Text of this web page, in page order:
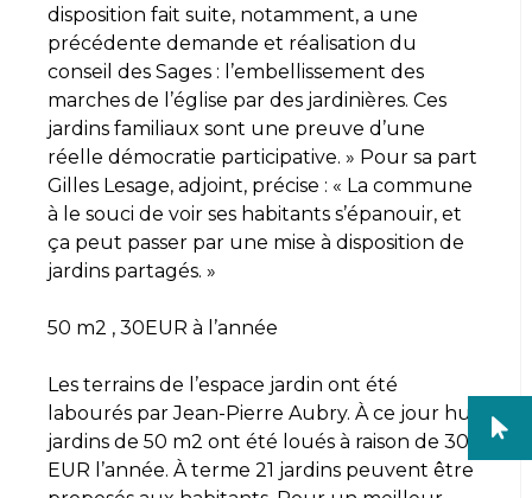
disposition fait suite, notamment, a une
précédente demande et réalisation du
conseil des Sages : l’embellissement des
marches de l’église par des jardinières. Ces
jardins familiaux sont une preuve d’une
réelle démocratie participative. » Pour sa part
Gilles Lesage, adjoint, précise : « La commune
à le souci de voir ses habitants s’épanouir, et
ça peut passer par une mise à disposition de
jardins partagés. »
50 m2 , 30EUR à l’année
Les terrains de l’espace jardin ont été
labourés par Jean-Pierre Aubry. À ce jour huit
jardins de 50 m2 ont été loués à raison de 30
EUR l’année. À terme 21 jardins peuvent être